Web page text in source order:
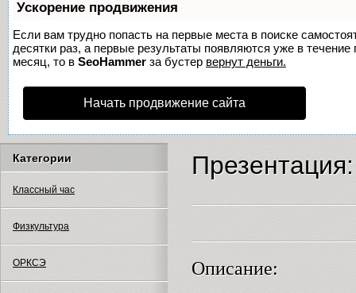
Ускорение продвижения
Если вам трудно попасть на первые места в поиске
десятки раз, а первые результаты появляются уже в
месяц, то в SeoHammer за бустер вернут деньги.
Начать продвижение сайта
Категории
Классный час
Физкультура
ОРКСЭ Описание: